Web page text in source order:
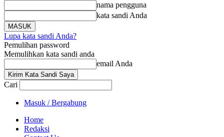
nama pengguna
kata sandi Anda
Lupa kata sandi Anda?
Pemulihan password
Memulihkan kata sandi anda
email Anda
Cari
Masuk / Bergabung
Home
Redaksi